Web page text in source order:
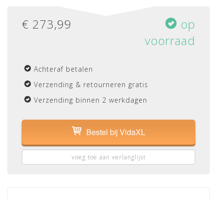
€ 273,99
op
voorraad
Achteraf betalen
Verzending & retourneren gratis
Verzending binnen 2 werkdagen
Bestel bij VidaXL
voeg toe aan verlanglijst